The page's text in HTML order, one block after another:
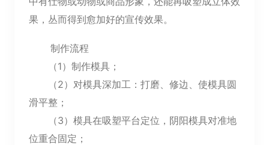
果，丛而得到愈加好的宣传效果。
制作流程
（1）制作模具；
（2）对模具深加工：打磨、修边、使模具圆
滑平整；
（3）模具在吸塑平台定位，阴阳模具对准地
位重合固定；